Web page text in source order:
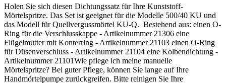
Holen Sie sich diesen Dichtungssatz für Ihre Kunststoff-
Mörtelspritze. Das Set ist geeignet für die Modelle 500/40 KU und
das Modell für Quellvergussmörtel KU-Q. Bestehend aus: einen O-
Ring für die Verschlusskappe - Artikelnummer 21306 eine
Flügelmutter mit Konterring - Artikelnummer 21103 einen O-Ring
für Düsenverschluss - Artikelnummer 21104 eine Kolbendichtung -
Artikelnummer 21101Wie pflege ich meine manuelle
Mörtelspritze? Bei guter Pflege, können Sie lange auf Ihre
Handmörtelpumpe zurückgreifen. Bitte reinigen Sie Ihre